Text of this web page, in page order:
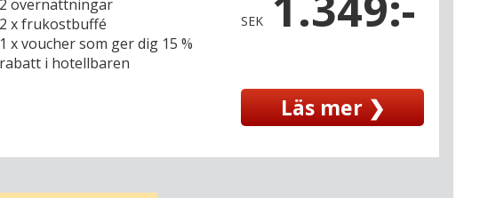
2 övernattningar
2 x frukostbuffé
1 x voucher som ger dig 15 %
rabatt i hotellbaren
SEK
Läs mer ❯